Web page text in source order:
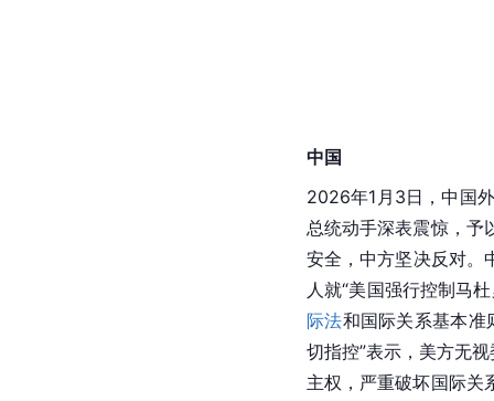
中国
2026年1月3日，中国
总统动手深表震惊，予
安全，中方坚决反对。
人就“美国强行控制马
际法和国际关系基本准
切指控”表示，美方无视
主权，严重破坏国际关